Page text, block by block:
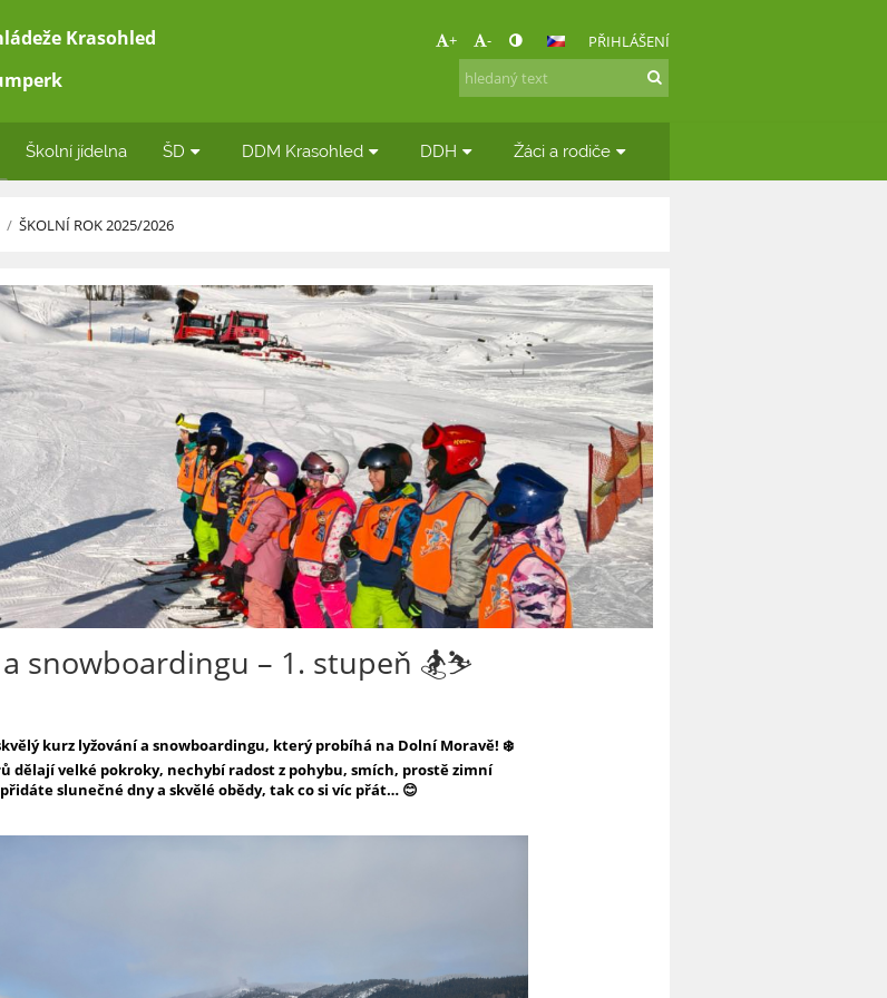
Krasohled
+ - PŘIHLÁŠENÍ
Školní jídelna ŠD DDM Krasohled DDH Žáci a rodiče
/ ŠKOLNÍ ROK 2025/2026
snowboardingu – 1. stupeň 🏂⛷️
kurz lyžování a snowboardingu, který probíhá na Dolní Moravě! ❄️
dělají velké pokroky, nechybí radost z pohybu, smích, prostě zimní
slunečné dny a skvělé obědy, tak co si víc přát… 😊